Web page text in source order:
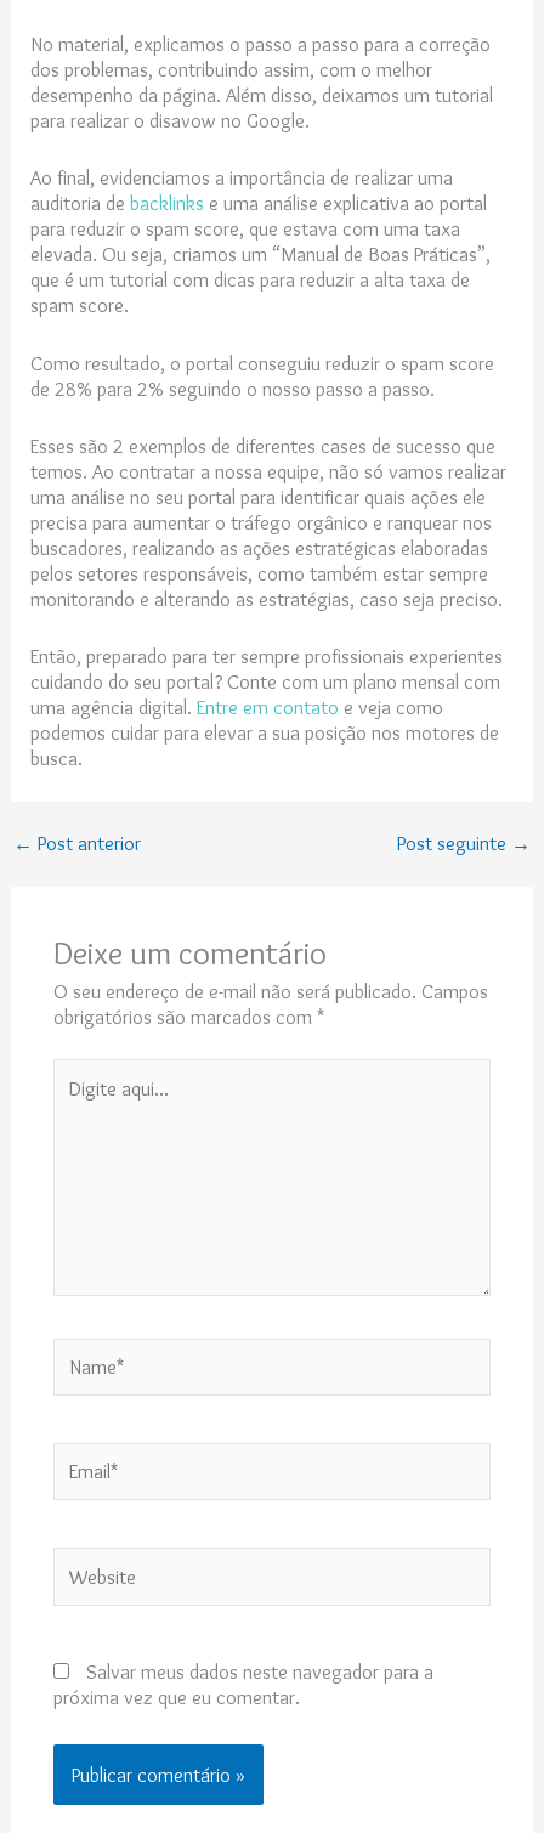
No material, explicamos o passo a passo para a correção
dos problemas, contribuindo assim, com o melhor
desempenho da página. Além disso, deixamos um tutorial
para realizar o disavow no Google.
Ao final, evidenciamos a importância de realizar uma
auditoria debacklinks e uma análise explicativa ao portal
para reduzir o spam score, que estava com uma taxa
elevada. Ou seja, criamos um “Manual de Boas Práticas”,
que é um tutorial com dicas para reduzir a alta taxa de
spam score.
Como resultado, o portal conseguiu reduzir o spam score
de 28% para 2% seguindo o nosso passo a passo.
Esses são 2 exemplos de diferentes cases de sucesso que
temos. Ao contratar a nossa equipe, não só vamos realizar
uma análise no seu portal para identificar quais ações ele
precisa para aumentar o tráfego orgânico e ranquear nos
buscadores, realizando as ações estratégicas elaboradas
pelos setores responsáveis, como também estar sempre
monitorando e alterando as estratégias, caso seja preciso.
Então, preparado para ter sempre profissionais experientes
cuidando do seu portal? Conte com um plano mensal com
uma agência digital.Entre em contato e veja como
podemos cuidar para elevar a sua posição nos motores de
busca.
← Post anterior Post seguinte →
Deixe um comentário
O seu endereço de e-mail não será publicado. Campos
obrigatórios são marcados com *
aqui...
Salvar meus dados neste navegador para a
próxima vez que eu comentar.